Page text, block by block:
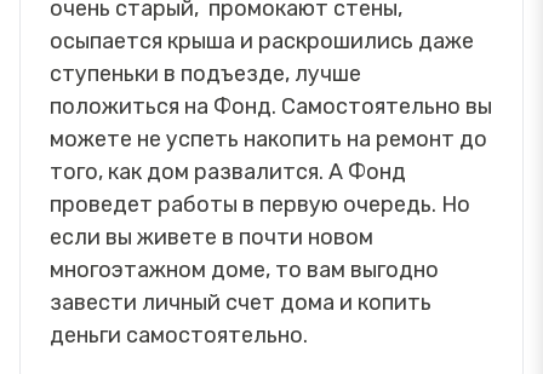
очень старый, промокают стены,
осыпается крыша и раскрошились даже
ступеньки в подъезде, лучше
положиться на Фонд. Самостоятельно вы
можете не успеть накопить на ремонт до
того, как дом развалится. А Фонд
проведет работы в первую очередь. Но
если вы живете в почти новом
многоэтажном доме, то вам выгодно
завести личный счет дома и копить
деньги самостоятельно.